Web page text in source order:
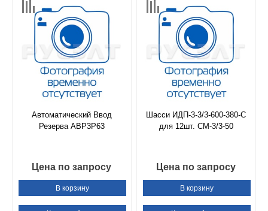
Автоматический Ввод
Резерва АВР3Р63
Цена по запросу
В корзину
Шасси ИДП-3-3/3-600-380-С
для 12шт. СМ-3/3-50
Цена по запросу
В корзину